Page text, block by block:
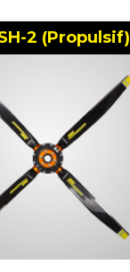
2 (Propulsif)